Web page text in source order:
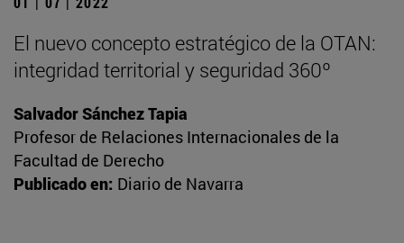
El nuevo concepto estratégico de la OTAN:
integridad territorial y seguridad 360º
Salvador Sánchez Tapia
Profesor de Relaciones Internacionales de la
Facultad de Derecho
Publicado en: Diario de Navarra